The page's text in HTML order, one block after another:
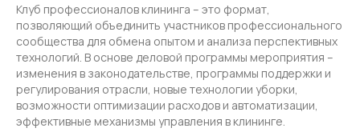
Клуб профессионалов клининга – это формат,
позволяющий объединить участников профессионального
сообщества для обмена опытом и анализа перспективных
технологий. В основе деловой программы мероприятия –
изменения в законодательстве, программы поддержки и
регулирования отрасли, новые технологии уборки,
возможности оптимизации расходов и автоматизации,
эффективные механизмы управления в клининге.